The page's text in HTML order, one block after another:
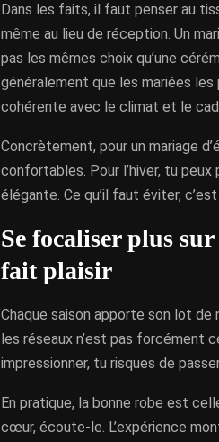
Dans les faits, il faut penser au
même au lieu de réception. Un
pas les mêmes choix qu’une
généralement que les mariées
cohérente avec le climat et le
Concrètement, pour un mariage
confortables. Pour l’hiver, tu
élégante. Ce qu’il faut éviter,
Se focaliser plus
fait plaisir
Chaque saison apporte son lot
les réseaux n’est pas forcément
impressionner, tu risques de
En pratique, la bonne robe est
cœur, écoute-le. L’expérience